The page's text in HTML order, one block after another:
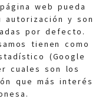
web pueda
autorización y son
por defecto.
tienen como
(Google
cuales son los
que más interés
/